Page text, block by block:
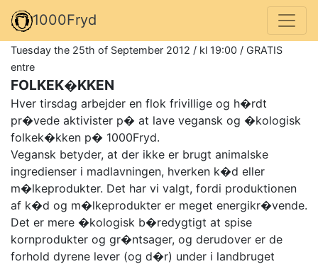
1000Fryd
Tuesday the 25th of September 2012 / kl 19:00 / GRATIS
entre
FOLKEK�KKEN
Hver tirsdag arbejder en flok frivillige og h�rdt
pr�vede aktivister p� at lave vegansk og �kologisk
folkek�kken p� 1000Fryd.
Vegansk betyder, at der ikke er brugt animalske
ingredienser i madlavningen, hverken k�d eller
m�lkeprodukter. Det har vi valgt, fordi produktionen
af k�d og m�lkeprodukter er meget energikr�vende.
Det er mere �kologisk b�redygtigt at spise
kornprodukter og gr�ntsager, og derudover er de
forhold dyrene lever (og d�r) under i landbruget